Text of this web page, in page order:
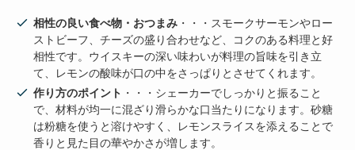
相性の良い食べ物・おつまみ ・・・スモークサーモンやロー
ストビーフ、チーズの盛り合わせなど、コクのある料理と好
相性です。ウイスキーの深い味わいが料理の旨味を引き立
て、レモンの酸味が口の中をさっぱりとさせてくれます。
作り方のポイント ・・・シェーカーでしっかりと振ること
で、材料が均一に混ざり滑らかな口当たりになります。砂糖
は粉糖を使うと溶けやすく、レモンスライスを添えることで
香りと見た目の華やかさが増します。